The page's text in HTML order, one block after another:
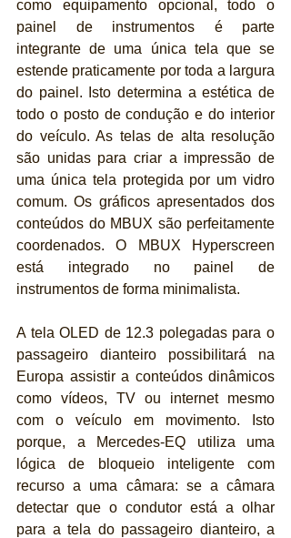
como equipamento opcional, todo o
painel de instrumentos é parte
integrante de uma única tela que se
estende praticamente por toda a largura
do painel. Isto determina a estética de
todo o posto de condução e do interior
do veículo. As telas de alta resolução
são unidas para criar a impressão de
uma única tela protegida por um vidro
comum. Os gráficos apresentados dos
conteúdos do MBUX são perfeitamente
coordenados. O MBUX Hyperscreen
está integrado no painel de
instrumentos de forma minimalista.
A tela OLED de 12.3 polegadas para o
passageiro dianteiro possibilitará na
Europa assistir a conteúdos dinâmicos
como vídeos, TV ou internet mesmo
com o veículo em movimento. Isto
porque, a Mercedes-EQ utiliza uma
lógica de bloqueio inteligente com
recurso a uma câmara: se a câmara
detectar que o condutor está a olhar
para a tela do passageiro dianteiro, a